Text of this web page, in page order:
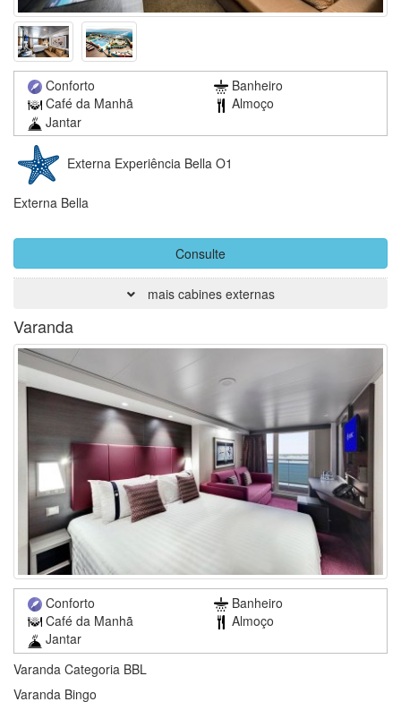
Conforto
Banheiro
Café da Manhã
Almoço
Jantar
Externa Experiência Bella O1
Externa Bella
Consulte
mais cabines externas
Varanda
Conforto
Banheiro
Café da Manhã
Almoço
Jantar
Varanda Categoria BBL
Varanda Bingo